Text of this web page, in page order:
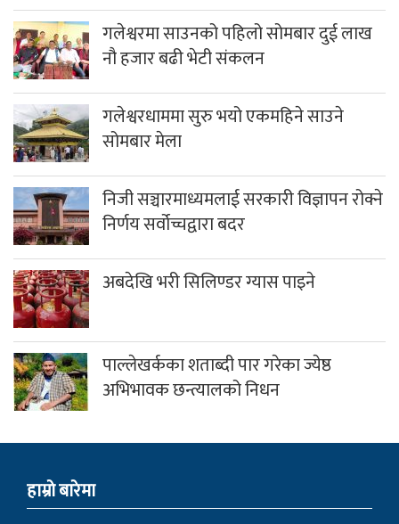
गलेश्वरमा साउनको पहिलो सोमबार दुई लाख
नौ हजार बढी भेटी संकलन
गलेश्वरधाममा सुरु भयो एकमहिने साउने
सोमबार मेला
निजी सञ्चारमाध्यमलाई सरकारी विज्ञापन रोक्ने
निर्णय सर्वोच्चद्वारा बदर
अबदेखि भरी सिलिण्डर ग्यास पाइने
पाल्लेखर्कका शताब्दी पार गरेका ज्येष्ठ
अभिभावक छन्त्यालको निधन
हाम्राे बारेमा